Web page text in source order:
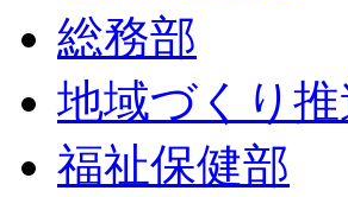
総務部
地域づくり
福祉保健部